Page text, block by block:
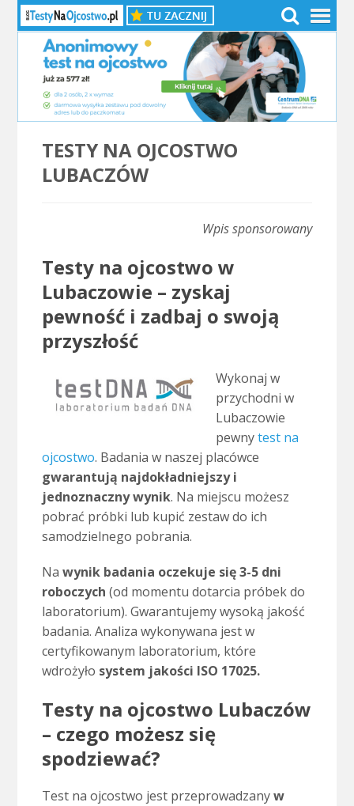
TESTY NA OJCOSTWO
LUBACZÓW
Wpis sponsorowany
Testy na ojcostwo w
Lubaczowie – zyskaj
pewność i zadbaj o swoją
przyszłość
Wykonaj w
przychodni w
Lubaczowie
pewnytest na
ojcostwo. Badania w naszej placówce
gwarantują najdokładniejszy i
jednoznaczny wynik. Na miejscu możesz
pobrać próbki lub kupić zestaw do ich
samodzielnego pobrania.
Na wynik badania oczekuje się 3-5 dni
roboczych (od momentu dotarcia próbek do
laboratorium). Gwarantujemy wysoką jakość
badania. Analiza wykonywana jest w
certyfikowanym laboratorium, które
wdrożyło system jakości ISO 17025.
Testy na ojcostwo Lubaczów
– czego możesz się
spodziewać?
Test na ojcostwo jest przeprowadzanyw